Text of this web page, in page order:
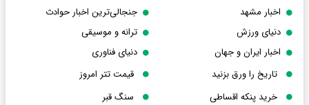
اخبار مشهد
جنجالی‌ترین اخبار حوادث
دنیای ورزش
ترانه و موسیقی
اخبار ایران و جهان
دنیای فناوری
تاریخ را ورق بزنید
قیمت تتر امروز
خرید پنکه اقساطی
سنگ قبر